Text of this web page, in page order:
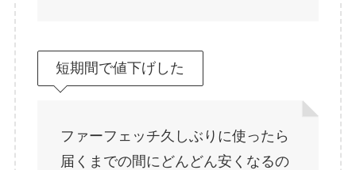
短期間で値下げした
ファーフェッチ久しぶりに使ったら
届くまでの間にどんどん安くなるの